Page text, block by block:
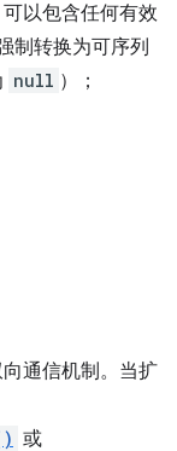
以包含任何有效
制转换为可序列
null ）；
通信机制。当扩
或